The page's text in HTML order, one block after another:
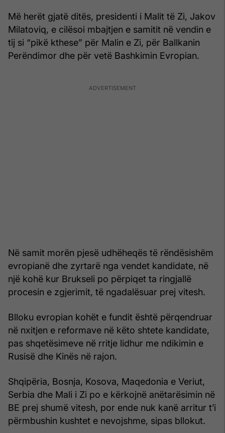
Më herët gjatë ditës, presidenti i Malit të Zi, Jakov
Milatoviq, e cilësoi mbajtjen e samitit në vendin e
tij si “pikë kthese” për Malin e Zi, për Ballkanin
Perëndimor dhe për vetë Bashkimin Evropian.
Në samit morën pjesë udhëheqës të rëndësishëm
evropianë dhe zyrtarë nga vendet kandidate, në
një kohë kur Brukseli po përpiqet ta ringjallë
procesin e zgjerimit, të ngadalësuar prej vitesh.
Blloku evropian kohët e fundit është përqendruar
në nxitjen e reformave në këto shtete kandidate,
pas shqetësimeve në rritje lidhur me ndikimin e
Rusisë dhe Kinës në rajon.
Shqipëria, Bosnja, Kosova, Maqedonia e Veriut,
Serbia dhe Mali i Zi po e kërkojnë anëtarësimin në
BE prej shumë vitesh, por ende nuk kanë arritur t’i
përmbushin kushtet e nevojshme, sipas bllokut.